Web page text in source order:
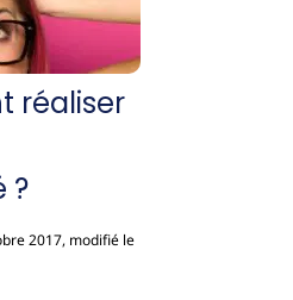
réaliser
?
2017, modifié le